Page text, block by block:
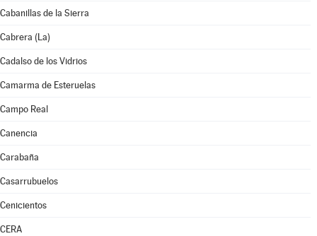
Cabanillas de la Sierra
Cabrera (La)
Cadalso de los Vidrios
Camarma de Esteruelas
Campo Real
Canencia
Carabaña
Casarrubuelos
Cenicientos
CERA